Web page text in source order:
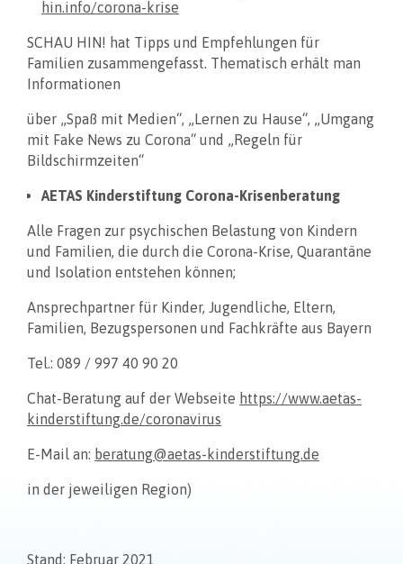
hin.info/corona-krise
SCHAU HIN! hat Tipps und Empfehlungen für
Familien zusammengefasst. Thematisch erhält man
Informationen
über „Spaß mit Medien“, „Lernen zu Hause“, „Umgang
mit Fake News zu Corona“ und „Regeln für
Bildschirmzeiten“
AETAS Kinderstiftung Corona-Krisenberatung
Alle Fragen zur psychischen Belastung von Kindern
und Familien, die durch die Corona-Krise, Quarantäne
und Isolation entstehen können;
Ansprechpartner für Kinder, Jugendliche, Eltern,
Familien, Bezugspersonen und Fachkräfte aus Bayern
Tel.: 089 / 997 40 90 20
Chat-Beratung auf der Webseite https://www.aetas-
kinderstiftung.de/coronavirus
E-Mail an: beratung@aetas-kinderstiftung.de
in der jeweiligen Region)
Stand: Februar 2021